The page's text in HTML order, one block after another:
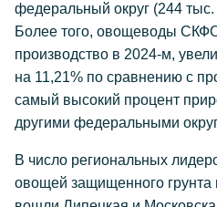
федеральный округ (244
Более того, овощеводы
производство в 2024-м,
на 11,21% по сравнению с
самый высокий процент
другими федеральными
В число региональных
овощей защищенного грунта